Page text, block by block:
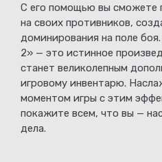
С его помощью вы сможете
на своих противников,
доминирования на поле
2» — это истинное
станет великолепным
игровому инвентарю.
моментом игры с этим
покажите всем, что вы —
дела.